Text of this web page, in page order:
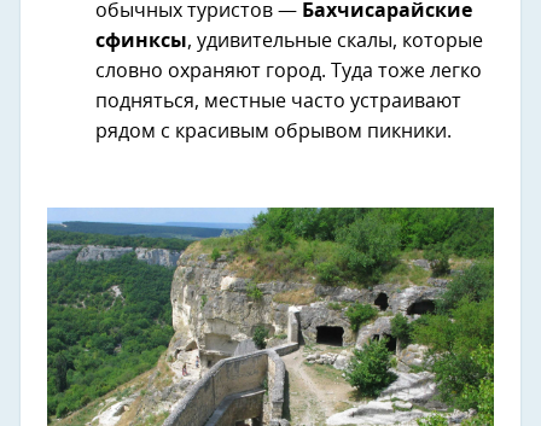
обычных туристов — Бахчисарайские
сфинксы, удивительные скалы, которые
словно охраняют город. Туда тоже легко
подняться, местные часто устраивают
рядом с красивым обрывом пикники.